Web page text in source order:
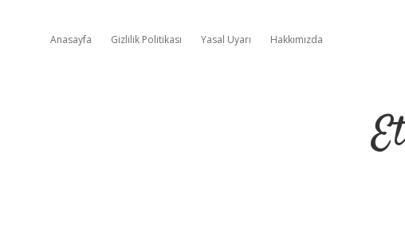
Anasayfa Gizlilik Politikası Yasal Uyarı Hakkımızda